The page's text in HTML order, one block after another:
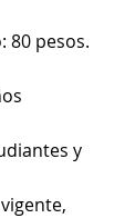
80 pesos.
y